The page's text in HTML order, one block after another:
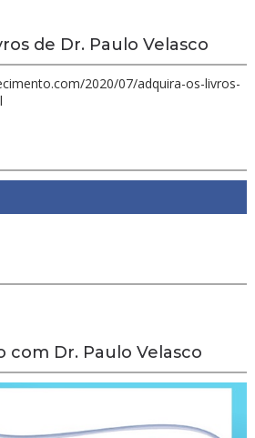
de Dr. Paulo Velasco
2020/07/adquira-os-livros-
Dr. Paulo Velasco